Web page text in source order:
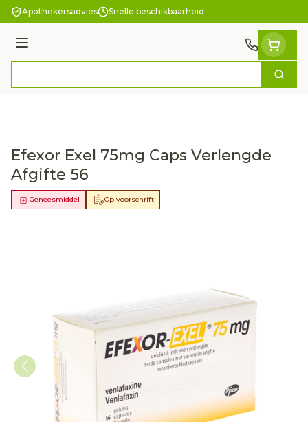
Ga naar de inhoud
Apothekersadvies Snelle beschikbaarheid
Menu
Zoek
Efexor Exel 75mg Caps Verlengde
Afgifte 56
Op voorschrift
Geneesmiddel